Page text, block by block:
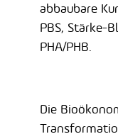
abbaubare
PBS, Stärke-
PHA/PHB.
Die